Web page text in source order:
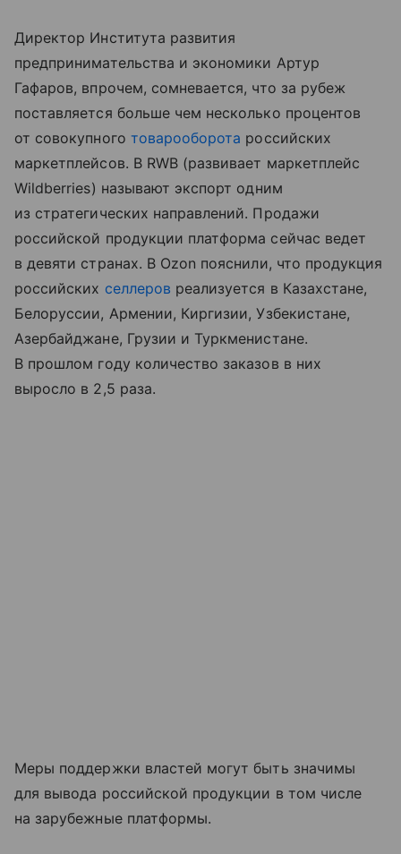
Директор Института развития
предпринимательства и экономики Артур
Гафаров, впрочем, сомневается, что за рубеж
поставляется больше чем несколько процентов
от совокупного товарооборота российских
маркетплейсов. В RWB (развивает маркетплейс
Wildberries) называют экспорт одним
из стратегических направлений. Продажи
российской продукции платформа сейчас ведет
в девяти странах. В Ozon пояснили, что продукция
российских селлеров реализуется в Казахстане,
Белоруссии, Армении, Киргизии, Узбекистане,
Азербайджане, Грузии и Туркменистане.
В прошлом году количество заказов в них
выросло в 2,5 раза.
Меры поддержки властей могут быть значимы
для вывода российской продукции в том числе
на зарубежные платформы.